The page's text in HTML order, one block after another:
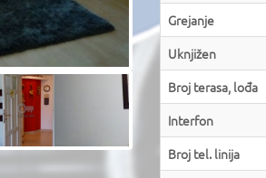
Grejanje
Uknjižen
Broj terasa, lođa
Interfon
Broj tel. linija